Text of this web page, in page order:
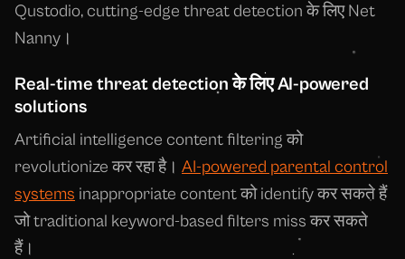
Qustodio, cutting-edge threat detection के लिए Net
Nanny।
Real-time threat detection के लिए AI-powered
solutions
Artificial intelligence content filtering को
revolutionize कर रहा है। AI-powered parental control
systems inappropriate content को identify कर सकते हैं
जो traditional keyword-based filters miss कर सकते
हैं।